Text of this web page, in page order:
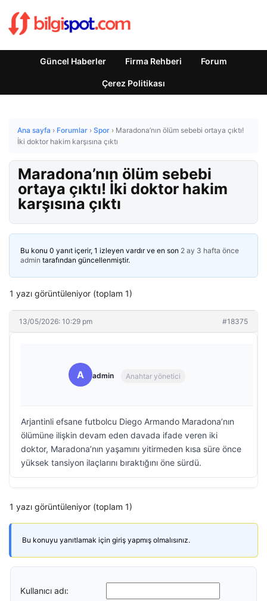
Güncel Haberler Firma Rehberi Forum
Çerez Politikası
Ana sayfa › Forumlar › Spor › Maradona’nın ölüm sebebi ortaya çıktı!
İki doktor hakim karşısına çıktı
Maradona’nın ölüm sebebi
ortaya çıktı! İki doktor hakim
karşısına çıktı
Bu konu 0 yanıt içerir, 1 izleyen vardır ve en son 2 ay 3 hafta önce
admin tarafından güncellenmiştir.
1 yazı görüntüleniyor (toplam 1)
13/05/2026: 10:29 pm #18375
A admin Anahtar yönetici
Arjantinli efsane futbolcu Diego Armando Maradona’nın
ölümüne ilişkin devam eden davada ifade veren iki
doktor, Maradona’nın yaşamını yitirmeden kısa süre önce
yüksek tansiyon ilaçlarını bıraktığını öne sürdü.
1 yazı görüntüleniyor (toplam 1)
Bu konuyu yanıtlamak için giriş yapmış olmalısınız.
Kullanıcı adı: